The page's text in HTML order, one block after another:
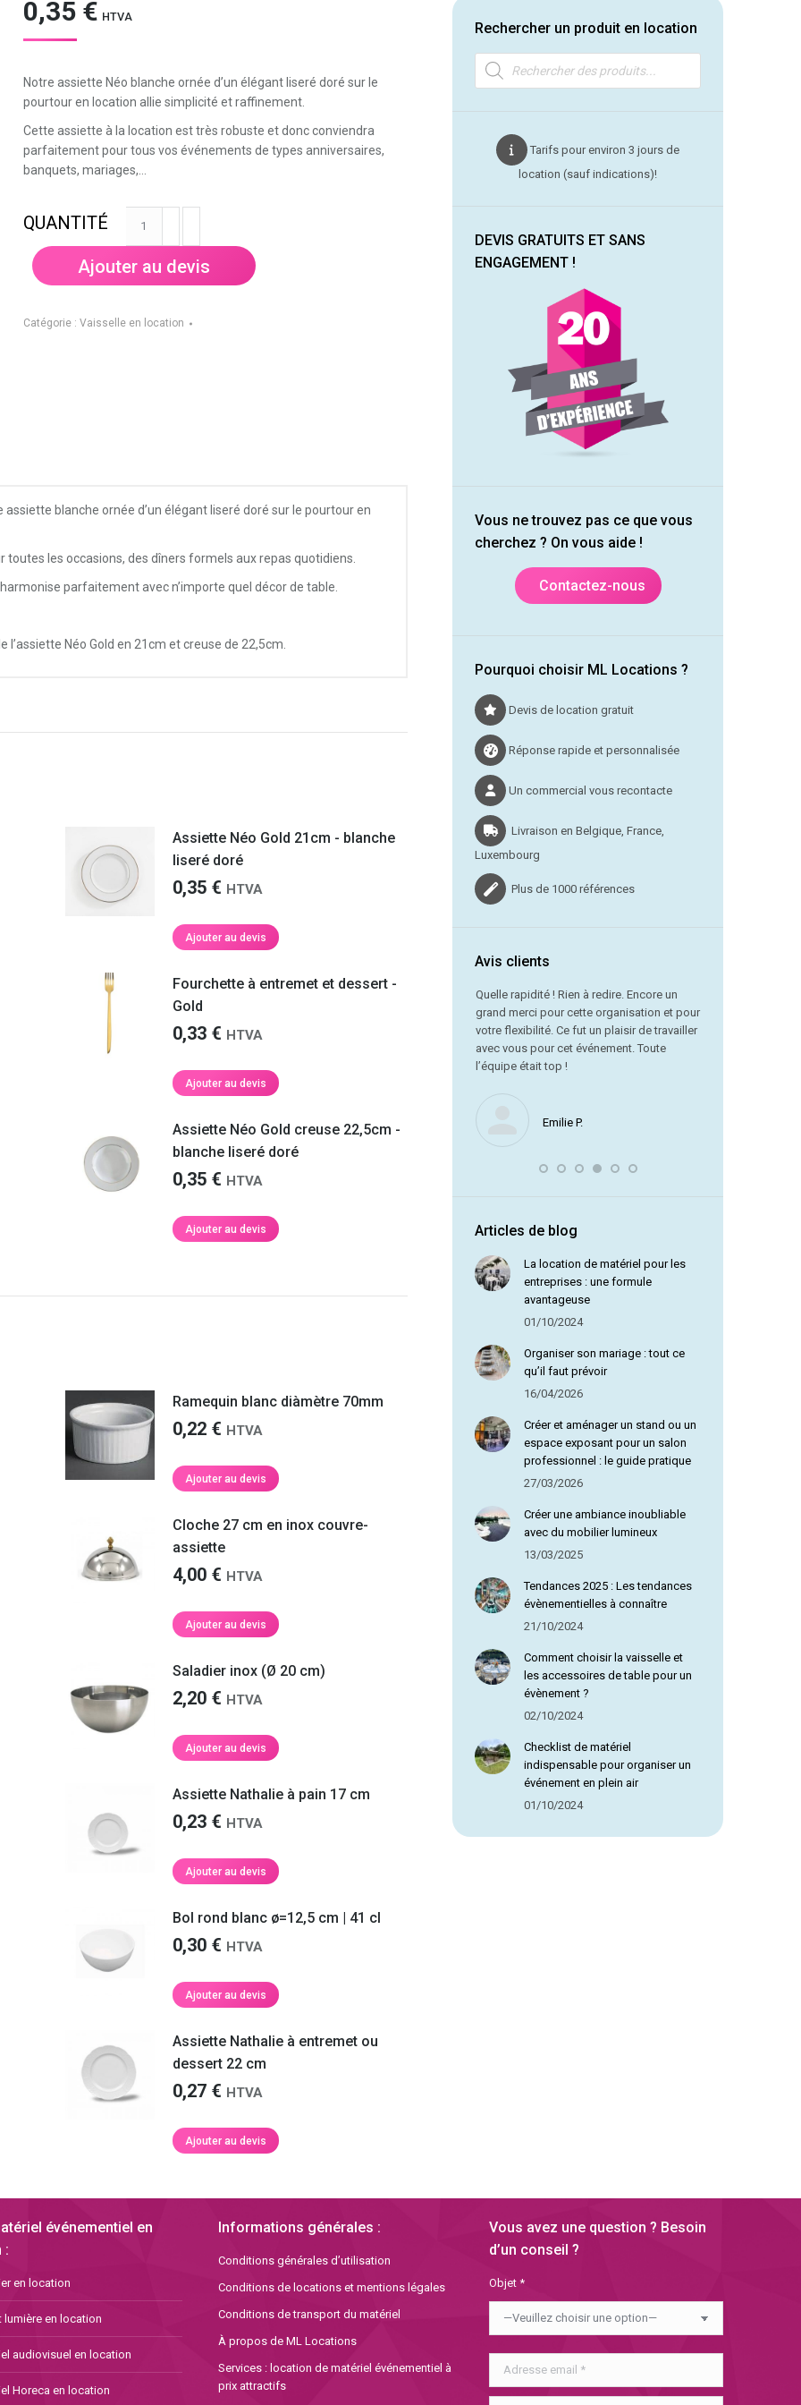
0,35 € HTVA
Notre assiette Néo blanche ornée d’un élégant liseré doré sur le
pourtour en location allie simplicité et raffinement.
Cette assiette à la location est très robuste et donc conviendra
parfaitement pour tous vos événements de types anniversaires,
banquets, mariages,…
Néo
Ajouter au devis
Catégorie : Vaisselle en location
blanche ornée d’un élégant liseré doré sur le pourtour en
les occasions, des dîners formels aux repas quotidiens.
parfaitement avec n’importe quel décor de table.
Néo Gold en 21cm et creuse de 22,5cm.
Assiette Néo Gold 21cm - blanche
liseré doré
0,35 € HTVA
Ajouter au devis
Fourchette à entremet et dessert -
Gold
0,33 € HTVA
Ajouter au devis
Assiette Néo Gold creuse 22,5cm -
blanche liseré doré
0,35 € HTVA
Ajouter au devis
Ramequin blanc diàmètre 70mm
0,22 € HTVA
Ajouter au devis
Cloche 27 cm en inox couvre-
assiette
4,00 € HTVA
Ajouter au devis
Saladier inox (Ø 20 cm)
2,20 € HTVA
Ajouter au devis
Assiette Nathalie à pain 17 cm
0,23 € HTVA
Ajouter au devis
Bol rond blanc ø=12,5 cm | 41 cl
0,30 € HTVA
Ajouter au devis
Assiette Nathalie à entremet ou
dessert 22 cm
0,27 € HTVA
Ajouter au devis
Rechercher un produit en location
Recherche
de
produits
Tarifs pour environ 3 jours de
location (sauf indications)!
DEVIS GRATUITS ET SANS
ENGAGEMENT !
Vous ne trouvez pas ce que vous
cherchez ? On vous aide !
Contactez-nous
Pourquoi choisir ML Locations ?
Devis de location gratuit
Réponse rapide et personnalisée
Un commercial vous recontacte
Livraison en Belgique, France,
Luxembourg
Plus de 1000 références
Avis clients
Votre équipe était très professionnelle et
ponctuelle, c’était parfait, merci à eux. Le
montage s’est très bien passé, le matériel
de location a été nettoyé sur place, rien à
Quelle rapidité ! Rien à redire. Encore un
grand merci pour cette organisation et pour
votre flexibilité. Ce fut un plaisir de travailler
avec vous pour cet événement. Toute
l’équipe était top !
Emilie P.
Articles de blog
La location de matériel pour les
entreprises : une formule
avantageuse
01/10/2024
Organiser son mariage : tout ce
qu’il faut prévoir
16/04/2026
Créer et aménager un stand ou un
espace exposant pour un salon
professionnel : le guide pratique
27/03/2026
Créer une ambiance inoubliable
avec du mobilier lumineux
13/03/2025
Tendances 2025 : Les tendances
évènementielles à connaître
21/10/2024
Comment choisir la vaisselle et
les accessoires de table pour un
évènement ?
02/10/2024
Checklist de matériel
indispensable pour organiser un
événement en plein air
01/10/2024
événementiel en
:
en location
lumière en location
audiovisuel en location
Horeca en location
Informations générales :
Conditions générales d’utilisation
Conditions de locations et mentions légales
Conditions de transport du matériel
À propos de ML Locations
Services : location de matériel événementiel à
prix attractifs
Vous avez une question ? Besoin
d’un conseil ?
Objet *